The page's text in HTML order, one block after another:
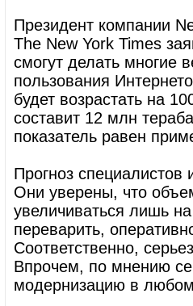
Президент компании
The New York Times
смогут делать
пользования
будет возрастать на
составит 12 млн
показатель равен
Прогноз
Они уверены, что
увеличиваться лишь
переварить,
Соответственно,
Впрочем, по мнению
модернизацию в